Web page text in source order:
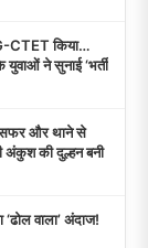
CTET किया…
युवाओं ने सुनाई ‘भर्ती
सफर और थाने से
अंकुश की दुल्हन बनी
वाला’ अंदाज!